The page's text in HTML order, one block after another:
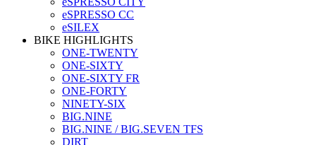
eSPRESSO CC
eSILEX
BIKE HIGHLIGHTS
ONE-TWENTY
ONE-SIXTY
ONE-SIXTY FR
ONE-FORTY
NINETY-SIX
BIG.NINE
BIG.NINE / BIG.SEVEN TFS
DIRT